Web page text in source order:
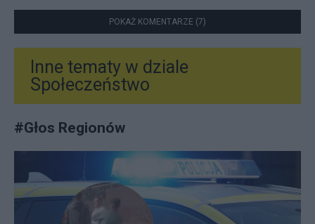
POKAŻ KOMENTARZE (7)
Inne tematy w dziale
Społeczeństwo
#Głos Regionów